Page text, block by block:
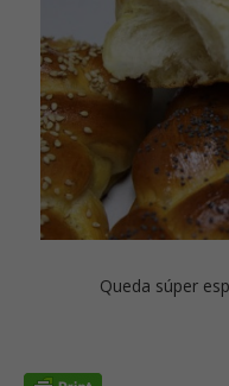
Queda súper